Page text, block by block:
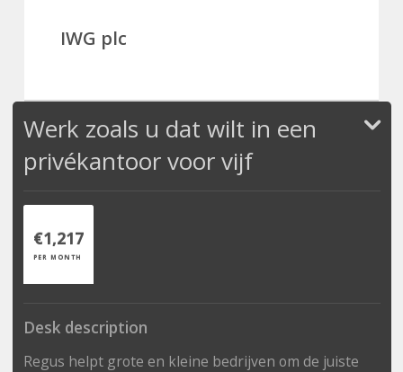
IWG plc
Werk zoals u dat wilt in een
privékantoor voor vijf
€1,217
PER MONTH
Desk description
Regus helpt grote en kleine bedrijven om de juiste